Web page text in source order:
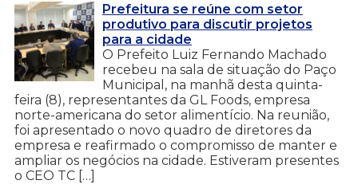
Prefeitura se reúne com setor
produtivo para discutir projetos
para a cidade
O Prefeito Luiz Fernando Machado
recebeu na sala de situação do Paço
Municipal, na manhã desta quinta-
feira (8), representantes da GL Foods, empresa
norte-americana do setor alimentício. Na reunião,
foi apresentado o novo quadro de diretores da
empresa e reafirmado o compromisso de manter e
ampliar os negócios na cidade. Estiveram presentes
o CEO TC […]